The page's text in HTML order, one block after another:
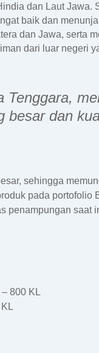
dan Laut Jawa.
baik dan
dan Jawa, serta
dari luar negeri
Tenggara,
besar dan
sehingga
pada portofolio
penampungan saat
800 KL